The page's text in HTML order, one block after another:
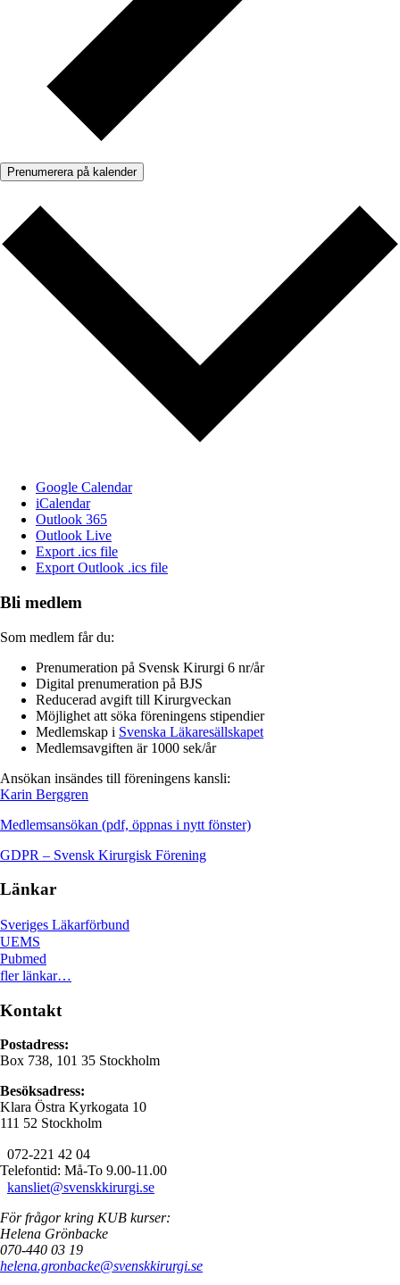
Prenumerera på kalender
Google Calendar
iCalendar
Outlook 365
Outlook Live
Export .ics file
Export Outlook .ics file
Bli medlem
Som medlem får du:
Prenumeration på Svensk Kirurgi 6 nr/år
Digital prenumeration på BJS
Reducerad avgift till Kirurgveckan
Möjlighet att söka föreningens stipendier
Medlemskap i Svenska Läkaresällskapet
Medlemsavgiften är 1000 sek/år
Ansökan insändes till föreningens kansli:
Karin Berggren
Medlemsansökan (pdf, öppnas i nytt fönster)
GDPR – Svensk Kirurgisk Förening
Länkar
Sveriges Läkarförbund
UEMS
Pubmed
fler länkar…
Kontakt
Postadress:
Box 738, 101 35 Stockholm
Besöksadress:
Klara Östra Kyrkogata 10
111 52 Stockholm
072-221 42 04
Telefontid: Må-To 9.00-11.00
kansliet@svenskkirurgi.se
För frågor kring KUB kurser:
Helena Grönbacke
070-440 03 19
helena.gronbacke@svenskkirurgi.se